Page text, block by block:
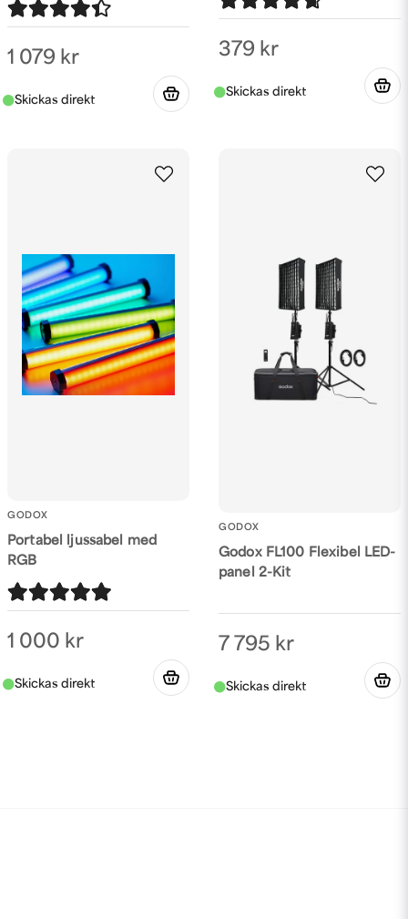
1 079 kr 379 kr
GODOX
Portabel ljussabel med
RGB
1 000 kr
GODOX
Godox FL100 Flexibel LED-
panel 2-Kit
7 795 kr